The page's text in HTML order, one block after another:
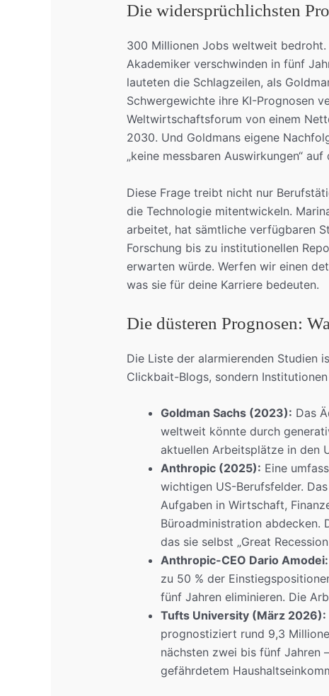
Die widersprüchlichsten
300 Millionen Jobs weltweit
Akademiker verschwinden in fünf
lauteten die Schlagzeilen, als
Schwergewichte ihre KI-Prognosen
Weltwirtschaftsforum von einem
2030. Und Goldmans eigene
„keine messbaren Auswirkungen“
Diese Frage treibt nicht nur
die Technologie mitentwickeln.
arbeitet, hat sämtliche verfügbaren
Forschung bis zu institutionellen
erwarten würde. Werfen wir einen
was sie für deine Karriere bedeuten.
Die düsteren Prognosen:
Die Liste der alarmierenden Studien
Clickbait-Blogs, sondern
Goldman Sachs (2023): Das
weltweit könnte durch
aktuellen Arbeitsplätze in den
Anthropic (2025): Eine
wichtigen US-Berufsfelder.
Aufgaben in Wirtschaft,
Büroadministration abdecken.
das sie selbst „Great
Anthropic-CEO Dario Amodei:
zu 50 % der
fünf Jahren eliminieren. Die
Tufts University (März 2026):
prognostiziert rund 9,3
nächsten zwei bis fünf Jahren
gefährdetem